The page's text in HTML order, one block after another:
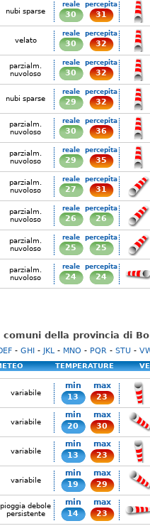
nubi sparse
reale
30
percepita
31
velato
reale
30
percepita
32
parzialm.
nuvoloso
reale
30
percepita
32
nubi sparse
reale
29
percepita
32
parzialm.
nuvoloso
reale
30
percepita
36
parzialm.
nuvoloso
reale
29
percepita
35
parzialm.
nuvoloso
reale
27
percepita
31
parzialm.
nuvoloso
reale
26
percepita
26
parzialm.
nuvoloso
reale
25
percepita
25
parzialm.
nuvoloso
reale
24
percepita
24
della provincia di
- GHI- JKL- MNO - PQR - STU -
TEMPERATURE
variabile
min
13
max
23
variabile
min
20
max
30
variabile
min
13
max
23
variabile
min
19
max
29
pioggia debole
persistente
min
14
max
23